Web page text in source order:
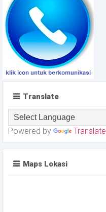
Translate
Powered by Translate
Maps Lokasi